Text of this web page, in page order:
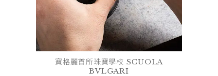
寶格麗首所珠寶學校 SCUOLA
BVLGARI